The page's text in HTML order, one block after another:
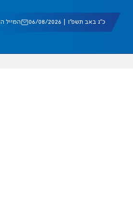
כ"ג באב תשפ"ו | 06/08/2026 המייל